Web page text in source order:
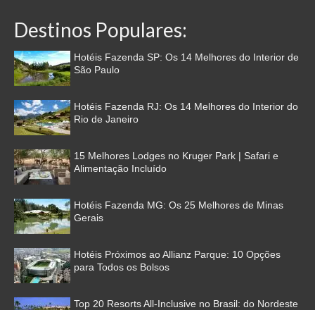
Destinos Populares:
Hotéis Fazenda SP: Os 14 Melhores do Interior de
São Paulo
Hotéis Fazenda RJ: Os 14 Melhores do Interior do
Rio de Janeiro
15 Melhores Lodges no Kruger Park | Safari e
Alimentação Incluído
Hotéis Fazenda MG: Os 25 Melhores de Minas
Gerais
Hotéis Próximos ao Allianz Parque: 10 Opções
para Todos os Bolsos
Top 20 Resorts All-Inclusive no Brasil: do Nordeste